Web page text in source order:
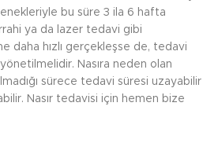
bu süre 3 ila 6 hafta
ya da lazer tedavi gibi
daha hızlı gerçekleşse de, tedavi
Nasıra neden olan
sürece tedavi süresi uzayabilir
Nasır tedavisi için hemen bize